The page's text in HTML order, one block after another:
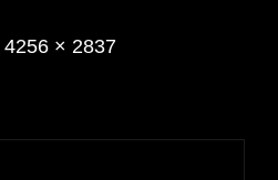
4256 × 2837